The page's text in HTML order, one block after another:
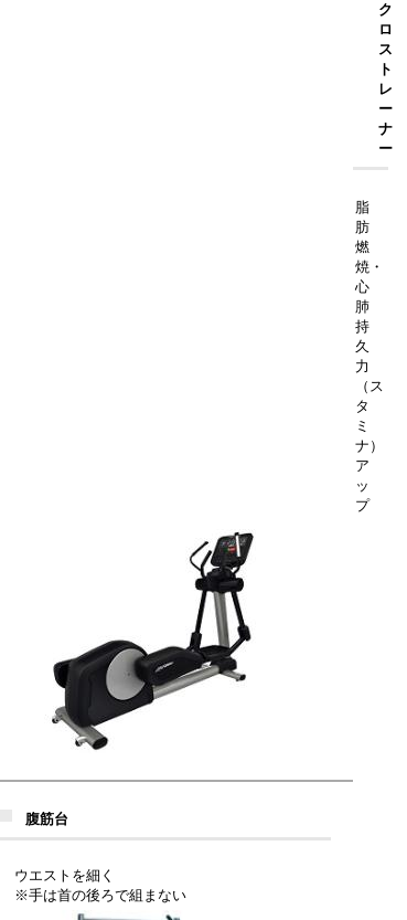
ク
ロ
ス
ト
レ
ー
ナ
ー
脂
肪
燃
焼・
心
肺
持
久
力
（ス
タ
ミ
ナ）
ア
ッ
プ
腹筋台
ウエストを細く
※手は首の後ろで組まない